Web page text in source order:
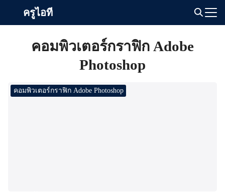
ครูไอที
คอมพิวเตอร์กราฟิก Adobe
Photoshop
คอมพิวเตอร์กราฟิก Adobe Photoshop